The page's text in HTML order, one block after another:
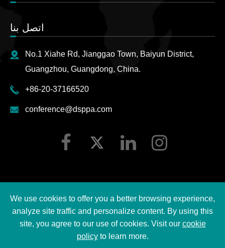
اتصل بنا
No.1 Xiahe Rd, Jianggao Town, Baiyun District,
Guangzhou, Guangdong, China.
+86-20-37166520
conference@dsppa.com
حقوق الطبع ©
2026 Guangzhou DSPPA Audio Co., Ltd.
خريطة الموقع
|
We use cookies to offer you a better browsing experience,
analyze site traffic and personalize content. By using this
site, you agree to our use of cookies. Visit our cookie
policyto learn more.